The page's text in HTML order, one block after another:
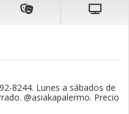
8244. Lunes a sábados de
@asiakapalermo. Precio